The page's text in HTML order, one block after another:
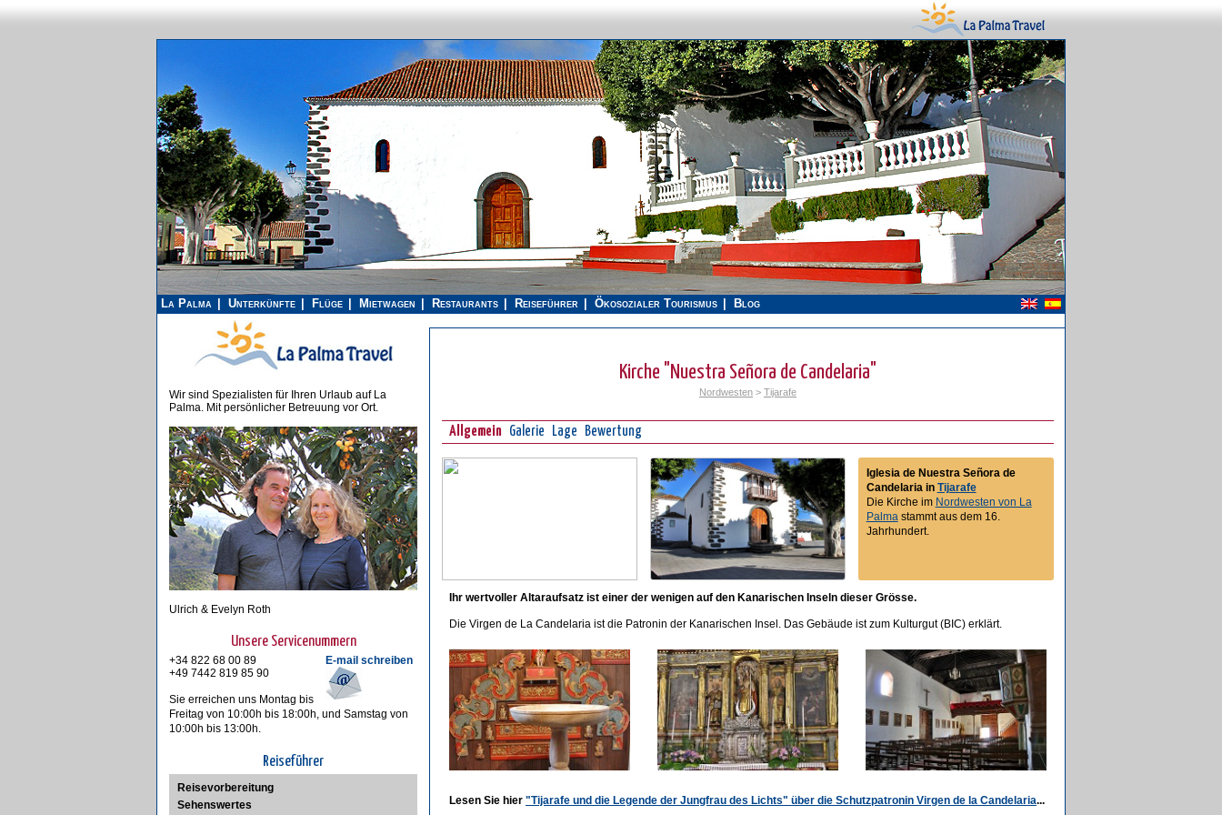
La Palma Unterkünfte Flüge Mietwagen Restaurants Reiseführer Ökosozialer Tourismus Blog
Kirche "Nuestra Señora de Candelaria"
Nordwesten > Tijarafe
Allgemein Galerie Lage Bewertung
Iglesia de Nuestra Señora de
Candelaria in Tijarafe
Die Kirche im Nordwesten von La
Palmastammt aus dem 16.
Jahrhundert.
Ihr wertvoller Altaraufsatz ist einer der wenigen auf den Kanarischen Inseln dieser Grösse.
Die Virgen de La Candelaria ist die Patronin der Kanarischen Insel. Das Gebäude ist zum Kulturgut (BIC) erklärt.
Lesen Sie hier "Tijarafe und die Legende der Jungfrau des Lichts" über die Schutzpatronin Virgen de la Candelaria...
Wir sind Spezialisten für Ihren Urlaub auf La
Palma. Mit persönlicher Betreuung vor Ort.
Ulrich & Evelyn Roth
Unsere Servicenummern
E-mail schreiben
+34 822 68 00 89
+49 7442 819 85 90
Sie erreichen uns Montag bis
Freitag von 10:00h bis 18:00h, und Samstag von
10:00h bis 13:00h.
Reiseführer
Reisevorbereitung
Sehenswertes